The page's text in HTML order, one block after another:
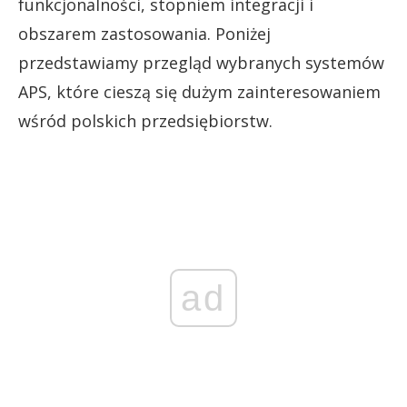
obszarem zastosowania. Poniżej
przedstawiamy przegląd wybranych systemów
APS, które cieszą się dużym zainteresowaniem
wśród polskich przedsiębiorstw.
ad